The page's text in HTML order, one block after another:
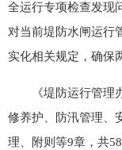
全运行专项检查发现
对当前堤防水闸运行
实化相关规定，确保
《堤防运行管理办
修养护、防汛管理、
理、附则等9章，共58